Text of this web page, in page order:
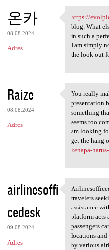
a
r
z
온카
08.08.2024
Adres
https://
https://
blog. What
in such a
I am simply
the look out
Raize
08.08.2024
Adres
You really
You really
presentation
something
seems too
am looking
get the hang
kenapa-
airlinesoffi
cedesk
09.08.2024
Adres
travelers
assistance
platform acts
passengers
locations and
by various